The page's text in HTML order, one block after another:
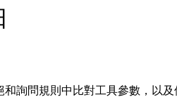
詢問規則中比對工具參數，以